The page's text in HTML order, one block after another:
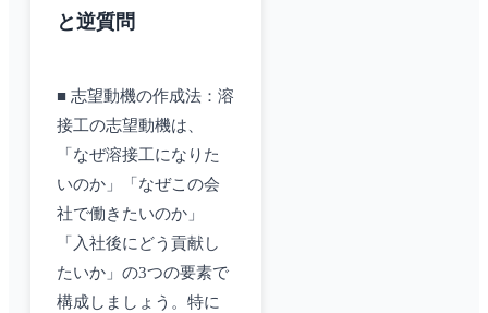
と逆質問
■ 志望動機の作成法：溶
接工の志望動機は、
「なぜ溶接工になりた
いのか」「なぜこの会
社で働きたいのか」
「入社後にどう貢献し
たいか」の3つの要素で
構成しましょう。特に